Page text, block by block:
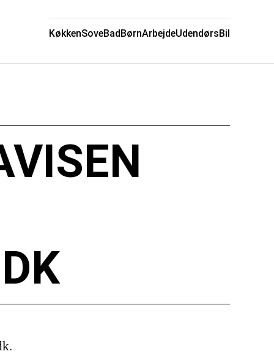
KøkkenSoveBadBørnArbejdeUdendørsBil